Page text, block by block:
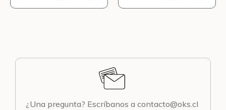
¿Una pregunta? Escríbanos a contacto@oks.cl